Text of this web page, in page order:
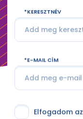
KERESZTNÉV
E-MAIL CÍM
Elfogadom az